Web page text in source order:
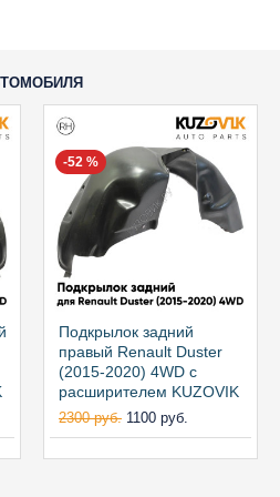
-52 %
Подкрылок задний
правый Renault Duster
(2015-2020) 4WD с
расширителем KUZOVIK
2300 руб. 1100 руб.